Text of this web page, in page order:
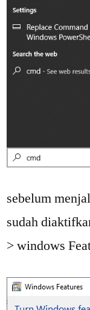
sebelum
sudah
> windows